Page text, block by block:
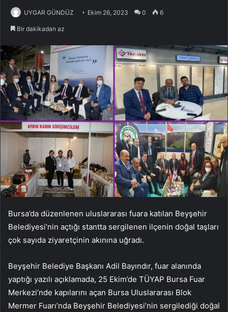
UYGAR GÜNDÜZ Ekim 26, 2023 0 6
Bir dakikadan az
Bursa’da düzenlenen uluslararası fuara katılan Beyşehir
Belediyesi’nin açtığı stantta sergilenen ilçenin doğal taşları
çok sayıda ziyaretçinin akınına uğradı.
Beyşehir Belediye Başkanı Adil Bayındır, fuar alanında
yaptığı yazılı açıklamada, 25 Ekim’de TÜYAP Bursa Fuar
Merkezi’nde kapılarını açan Bursa Uluslararası Blok
Mermer Fuarı’nda Beyşehir Belediyesi’nin sergilediği doğal